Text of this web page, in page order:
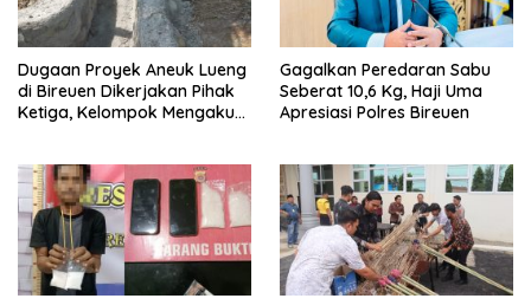
Dugaan Proyek Aneuk Lueng
di Bireuen Dikerjakan Pihak
Ketiga, Kelompok Mengaku
Gagalkan Peredaran Sabu
Seberat 10,6 Kg, Haji Uma
Apresiasi Polres Bireuen